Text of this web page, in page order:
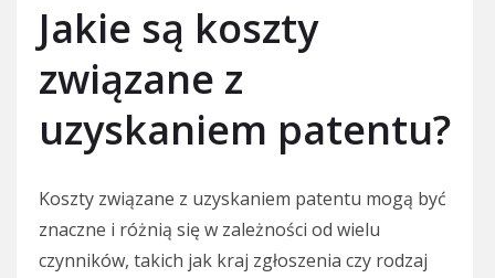
Jakie są koszty
związane z
uzyskaniem patentu?
Koszty związane z uzyskaniem patentu mogą być
znaczne i różnią się w zależności od wielu
czynników, takich jak kraj zgłoszenia czy rodzaj